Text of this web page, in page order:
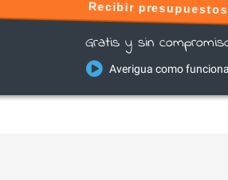
Recibir presupuestos
Gratis y sin
Averigua como funciona